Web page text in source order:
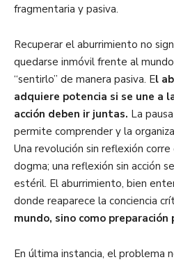
fragmentaria y pasiva.
Recuperar el aburrimiento no
quedarse inmóvil frente al
“sentirlo” de manera pasiva. El
adquiere potencia si se une a
acción deben ir juntas. La
permite comprender y la
Una revolución sin reflexión
dogma; una reflexión sin acción
estéril. El aburrimiento, bien
donde reaparece la conciencia
mundo, sino como preparación
En última instancia, el problema